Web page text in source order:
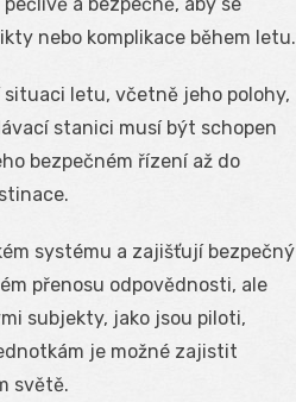
nebo komplikace během letu.
letu, včetně jeho polohy,
stanici musí být schopen
bezpečném řízení až do
systému a zajišťují bezpečný
přenosu odpovědnosti, ale
subjekty, jako jsou piloti,
je možné zajistit
světě.